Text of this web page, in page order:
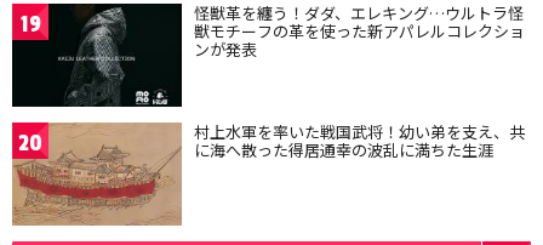
19 怪獣革を纏う！ダダ、エレキング…ウルトラ怪
獣モチーフの革を使った新アパレルコレクショ
ンが発表
20 村上水軍を率いた戦国武将！幼い弟を支え、共
に海へ散った得居通幸の波乱に満ちた生涯